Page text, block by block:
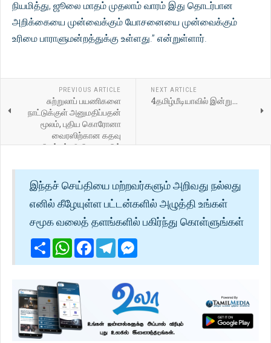
நியமித்து, ஜூலை மாதம் முதலாம் வாரம் இது தொடர்பான
அறிக்கையை முன்வைக்கும் யோசனையை முன்வைக்கும்
உரிமை பாராளுமன்றத்துக்கு உள்ளது.” என்றுள்ளார்.
PREVIOUS ARTICLE
சுற்றுலாப் பயணிகளை
நாட்டுக்குள் அனுமதிப்பதன்
மூலம், புதிய கொரோனா
வைரஸிற்கான கதவு
திறக்கப்படுகிறது: சஜித்
NEXT ARTICLE
4தமிழ்மீடியாவில் இன்று...
இந்தச் செய்தியை மற்றவர்களும் அறிவது நல்லது
எனில் கீழேயுள்ள பட்டன்களில் அழுத்தி உங்கள்
சமூக வலைத் தளங்களில் பகிர்ந்து கொள்ளுங்கள்
ShareWhatsApp
Facebook
Telegram